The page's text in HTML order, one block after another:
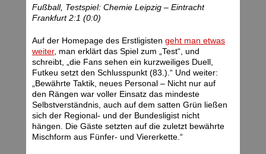
Fußball, Testspiel: Chemie Leipzig – Eintracht
Frankfurt 2:1 (0:0)
Auf der Homepage des Erstligisten geht man etwas
weiter, man erklärt das Spiel zum „Test“, und
schreibt, „die Fans sehen ein kurzweiliges Duell,
Futkeu setzt den Schlusspunkt (83.).“ Und weiter:
„Bewährte Taktik, neues Personal – Nicht nur auf
den Rängen war voller Einsatz das mindeste
Selbstverständnis, auch auf dem satten Grün ließen
sich der Regional- und der Bundesligist nicht
hängen. Die Gäste setzten auf die zuletzt bewährte
Mischform aus Fünfer- und Viererkette.“